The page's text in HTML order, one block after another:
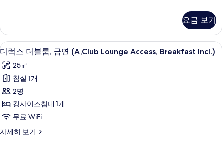
Breakfast
Incl.)
사
진
모
두
보
기
연,
코
너
(Club
Lounge
Access,
Incl.)
자
세
히
보
요금 보기
디
럭
스
더
블
룸,
금
연
미니바, 객실 내 금고, 책상, 다리미/다
6
디럭스 더블룸, 금연 (A,Club Lounge Access, Breakfast Incl.)
25㎡
침실 1개
2명
킹사이즈침대 1개
무료 WiFi
자세히 보기
디